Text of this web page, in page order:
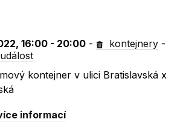
16:00 - 20:00 - kontejnery -
kontejner v ulici Bratislavská x
informací